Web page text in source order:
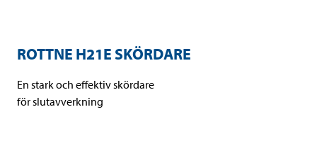
ROTTNE H21E SKÖRDARE
En stark och effektiv skördare
för slutavverkning